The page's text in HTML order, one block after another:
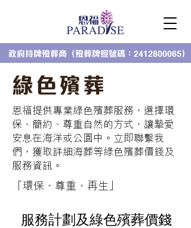
政府持牌殮葬商（殮葬牌照號碼：2412800065）
​綠色殯葬
恩福提供專業綠色殯葬服務，選擇環
保、簡約、尊重自然的方式，讓摯愛
安息在海洋或公園中。立即聯繫我
們，獲取詳細海葬等綠色殯葬價錢及
服務資訊。
「環保、尊重、再生」
服務計劃及綠色殯葬價錢